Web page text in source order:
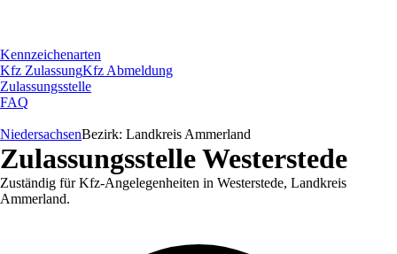
Kennzeichenarten
Kfz ZulassungKfz Abmeldung
Zulassungsstelle
FAQ
NiedersachsenBezirk: Landkreis Ammerland
ZulassungsstelleWesterstede
Zuständig für Kfz-Angelegenheiten in Westerstede, Landkreis
Ammerland.